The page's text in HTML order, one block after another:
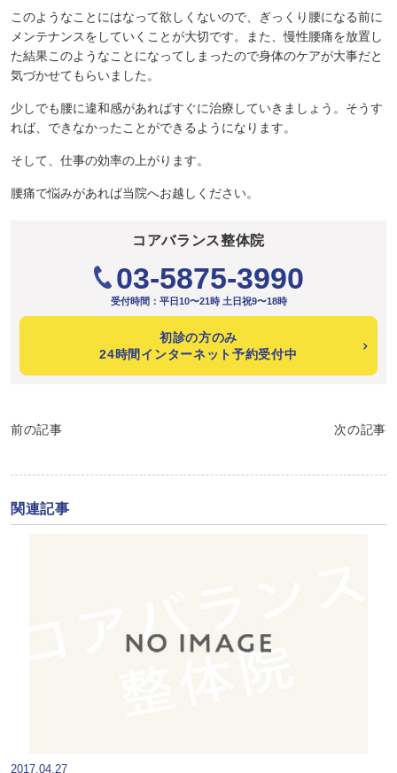
このようなことにはなって欲しくないので、ぎっくり腰になる前に
メンテナンスをしていくことが大切です。また、慢性腰痛を放置し
た結果このようなことになってしまったので身体のケアが大事だと
気づかせてもらいました。
少しでも腰に違和感があればすぐに治療していきましょう。そうす
れば、できなかったことができるようになります。
そして、仕事の効率の上がります。
腰痛で悩みがあれば当院へお越しください。
コアバランス整体院
03-5875-3990
受付時間：平日10〜21時 土日祝9〜18時
初診の方のみ
24時間インターネット予約受付中
前の記事 次の記事
関連記事
2017.04.27